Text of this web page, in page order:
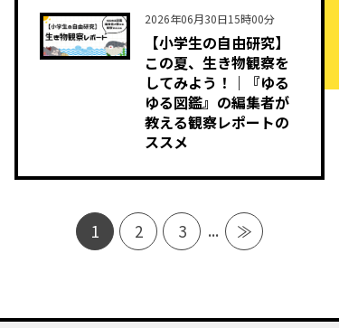
2026年06月30日15時00分
【小学生の自由研究】
この夏、生き物観察を
してみよう！｜『ゆる
ゆる図鑑』の編集者が
教える観察レポートの
ススメ
1 2 3 ... ≫